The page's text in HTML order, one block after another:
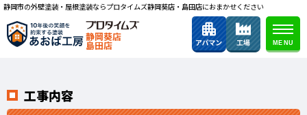
静岡市の外壁塗装・屋根塗装ならプロタイムズ静岡葵店・島田店におまかせください
静岡葵店
島田店
工事内容